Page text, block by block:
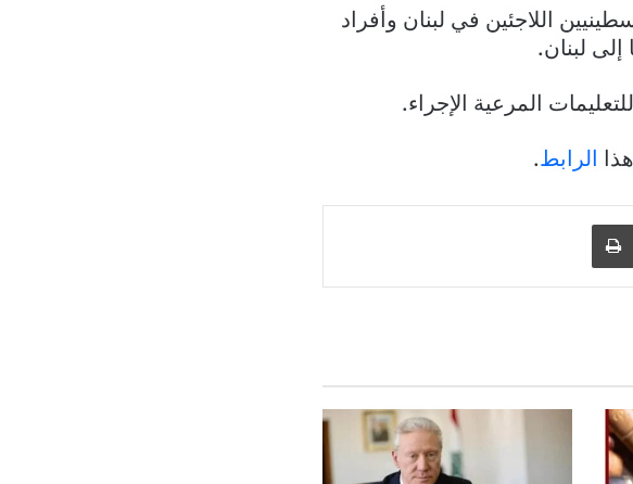
اللاجئين في لبنان وأفراد
إلى لبنان.
المرعية الإجراء.
الرابط.
البريد طباعة